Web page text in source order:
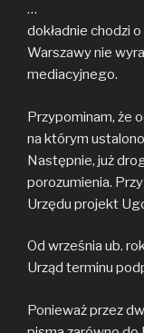
…
dokładnie chodzi
Warszawy nie
mediacyjnego.
Przypominam, że
na którym
Następnie, już
porozumienia.
Urzędu projekt
Od września ub.
Urząd terminu
Ponieważ przez